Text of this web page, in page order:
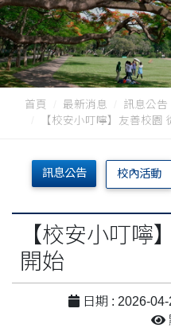
首頁 最新消息
訊息公告
【校安小叮嚀】友善校園
訊息公告 校內活動
【校安小叮嚀
開始
日期 : 2026-